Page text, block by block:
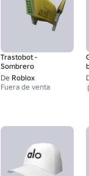
Trastobot -
Sombrero
De Roblox
Fuera de venta